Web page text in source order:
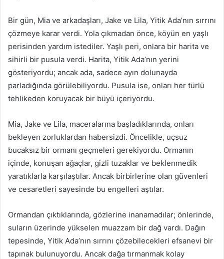
Bir gün, Mia ve arkadaşları, Jake ve Lila, Yitik Ada’nın sırrını
çözmeye karar verdi. Yola çıkmadan önce, köyün en yaşlı
perisinden yardım istediler. Yaşlı peri, onlara bir harita ve
sihirli bir pusula verdi. Harita, Yitik Ada’nın yerini
gösteriyordu; ancak ada, sadece ayın dolunayda
parladığında görülebiliyordu. Pusula ise, onları her türlü
tehlikeden koruyacak bir büyü içeriyordu.
Mia, Jake ve Lila, maceralarına başladıklarında, onları
bekleyen zorluklardan habersizdi. Öncelikle, uçsuz
bucaksız bir ormanı geçmeleri gerekiyordu. Ormanın
içinde, konuşan ağaçlar, gizli tuzaklar ve beklenmedik
yaratıklarla karşılaştılar. Ancak birbirlerine olan güvenleri
ve cesaretleri sayesinde bu engelleri aştılar.
Ormandan çıktıklarında, gözlerine inanamadılar; önlerinde,
suların üzerinde yükselen muazzam bir dağ vardı. Dağın
tepesinde, Yitik Ada’nın sırrını çözebilecekleri efsanevi bir
tapınak bulunuyordu. Ancak dağa tırmanmak kolay